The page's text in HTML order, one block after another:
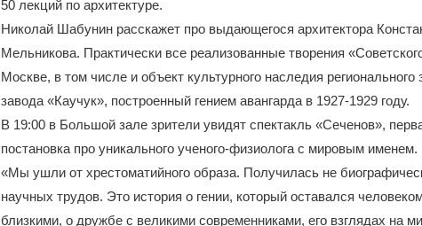
50 лекций по архитектуре.
Николай Шабунин расскажет про выдающегося архитектора
Мельникова. Практически все реализованные творения
Москве, в том числе и объект культурного наследия
завода «Каучук», построенный гением авангарда в 1927-1929 году.
В 19:00 в Большой зале зрители увидят спектакль «Сеченов»,
постановка про уникального ученого-физиолога с мировым именем.
«Мы ушли от хрестоматийного образа. Получилась не
научных трудов. Это история о гении, который оставался
близкими, о дружбе с великими современниками, его взглядах на